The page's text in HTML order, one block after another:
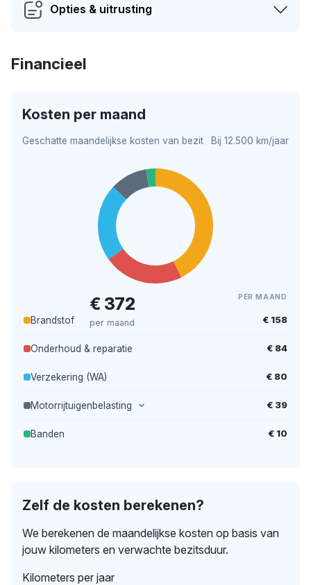
Opties & uitrusting
Financieel
Kosten per maand
Geschatte maandelijkse kosten van bezit Bij 12.500 km/jaar
€ 372
per maand
PER MAAND
Brandstof € 158
Onderhoud & reparatie € 84
Verzekering (WA) € 80
Motorrijtuigenbelasting € 39
Banden € 10
Zelf de kosten berekenen?
We berekenen de maandelijkse kosten op basis van
jouw kilometers en verwachte bezitsduur.
Kilometers per jaar